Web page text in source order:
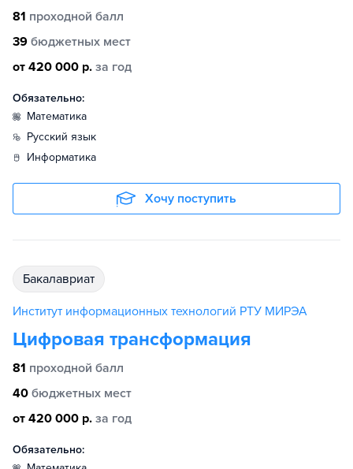
81 проходной балл
39 бюджетных мест
от 420 000 р. за год
Обязательно:
математика
русский язык
информатика
Хочу поступить
бакалавриат
Институт информационных технологий РТУ МИРЭА
Цифровая трансформация
81 проходной балл
40 бюджетных мест
от 420 000 р. за год
Обязательно: